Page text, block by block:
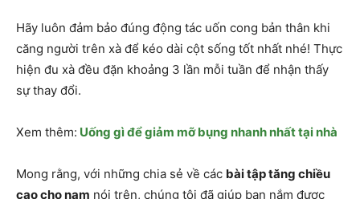
Hãy luôn đảm bảo đúng động tác uốn cong bản thân khi
căng người trên xà để kéo dài cột sống tốt nhất nhé! Thực
hiện đu xà đều đặn khoảng 3 lần mỗi tuần để nhận thấy
sự thay đổi.
Xem thêm: Uống gì để giảm mỡ bụng nhanh nhất tại nhà
Mong rằng, với những chia sẻ về các bài tập tăng chiều
cao cho nam nói trên, chúng tôi đã giúp bạn nắm được